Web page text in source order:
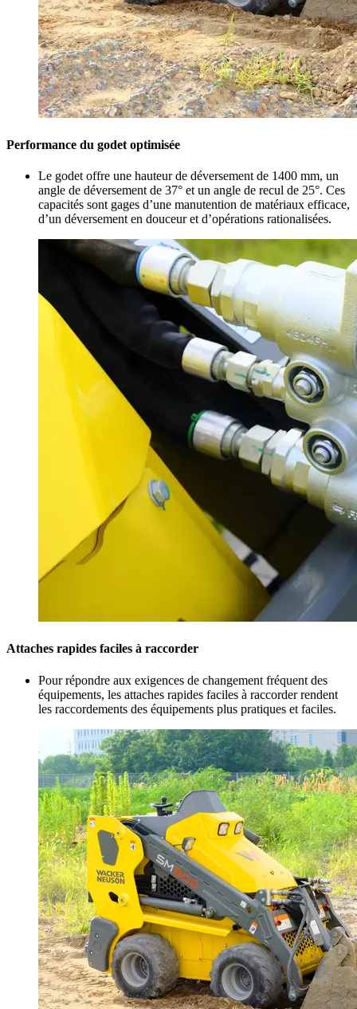
Performance du godet optimisée
Le godet offre une hauteur de déversement de 1400 mm, un
angle de déversement de 37° et un angle de recul de 25°. Ces
capacités sont gages d’une manutention de matériaux efficace,
d’un déversement en douceur et d’opérations rationalisées.
Attaches rapides faciles à raccorder
Pour répondre aux exigences de changement fréquent des
équipements, les attaches rapides faciles à raccorder rendent
les raccordements des équipements plus pratiques et faciles.